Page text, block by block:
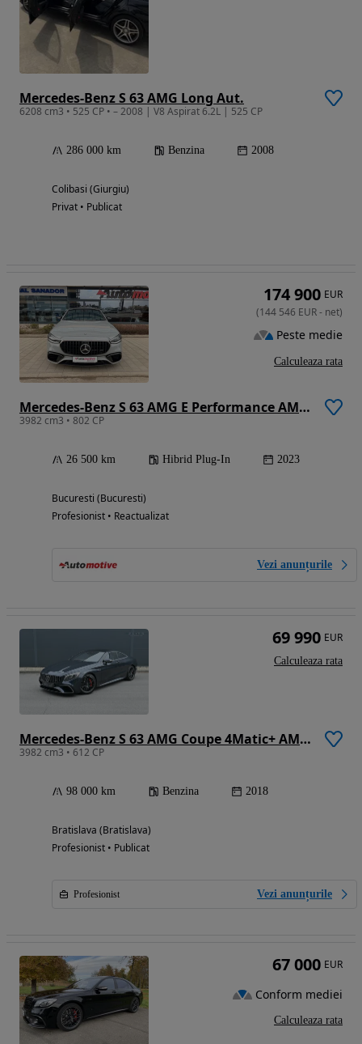
Mercedes-Benz S 63 AMG Long Aut.
6208 cm3 • 525 CP • – 2008 | V8 Aspirat 6.2L | 525 CP
286 000 km Benzina 2008
Colibasi (Giurgiu)
Privat • Publicat
Mercedes-Benz S 63 AMG E Performance AMG Speedshift MCT 9G AMG Edition 1
3982 cm3 • 802 CP
26 500 km Hibrid Plug-In 2023
Bucuresti (Bucuresti)
Profesionist • Reactualizat
Vezi anunțurile
174 900 EUR
(144 546 EUR- net)
Peste medie
Calculeaza rata
Mercedes-Benz S 63 AMG Coupe 4Matic+ AMG Speedshift 9G-MCT
3982 cm3 • 612 CP
98 000 km Benzina 2018
Bratislava (Bratislava)
Profesionist • Publicat
Profesionist Vezi anunțurile
69 990 EUR
Calculeaza rata
67 000 EUR
Conform mediei
Calculeaza rata